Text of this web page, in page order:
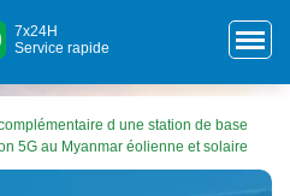
7x24H
Service rapide
d une station de base
5G au Myanmar éolienne et solaire